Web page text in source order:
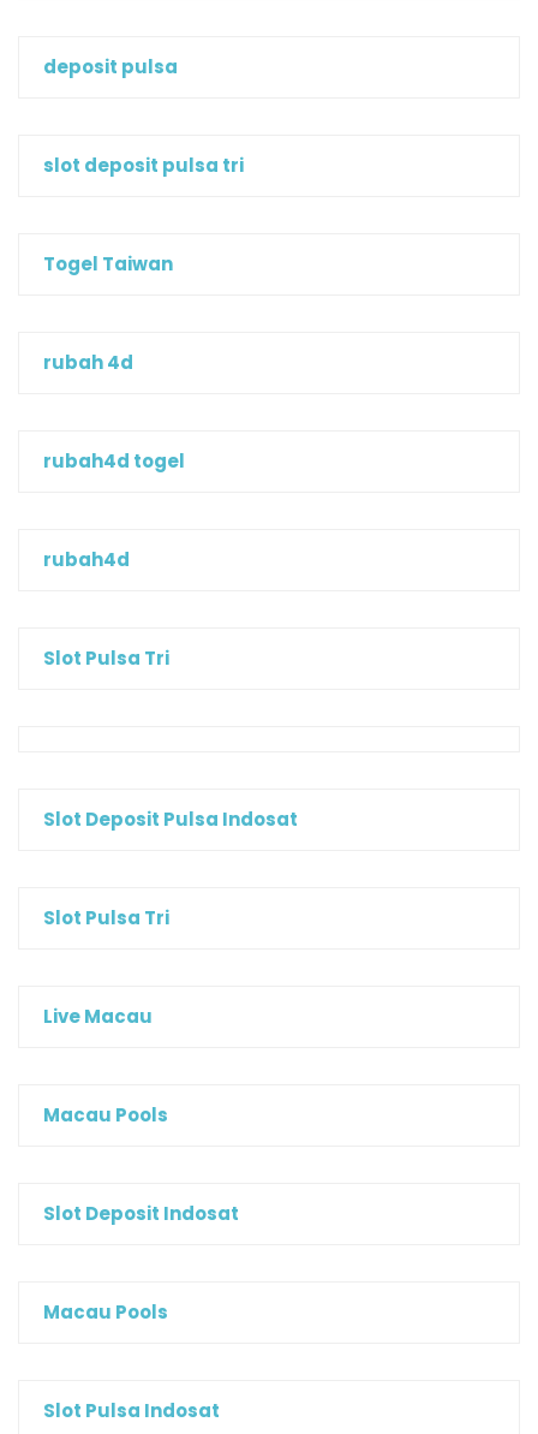
deposit pulsa
slot deposit pulsa tri
Togel Taiwan
rubah 4d
rubah4d togel
rubah4d
Slot Pulsa Tri
Slot Deposit Pulsa Indosat
Slot Pulsa Tri
Live Macau
Macau Pools
Slot Deposit Indosat
Macau Pools
Slot Pulsa Indosat